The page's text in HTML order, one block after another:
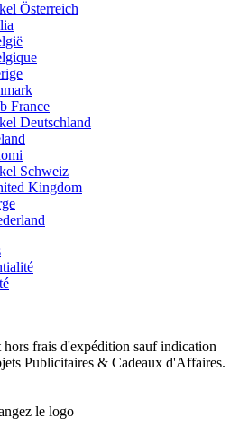
Österreich
France
Deutschland
Schweiz
Kingdom
frais d'expédition sauf indication
Publicitaires & Cadeaux d'Affaires.
le logo